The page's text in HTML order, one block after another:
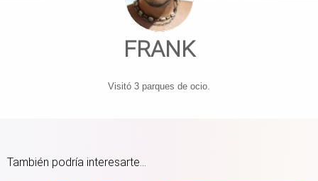
FRANK
Visitó 3 parques de ocio.
También podría interesarte...